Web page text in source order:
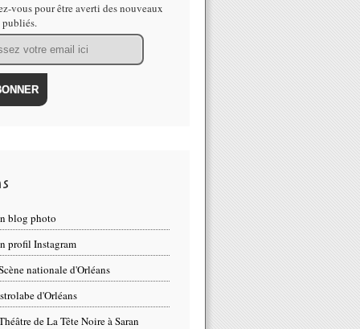
vous pour être averti des nouveaux
blog photo
profil Instagram
nationale d'Orléans
d'Orléans
de La Tête Noire à Saran